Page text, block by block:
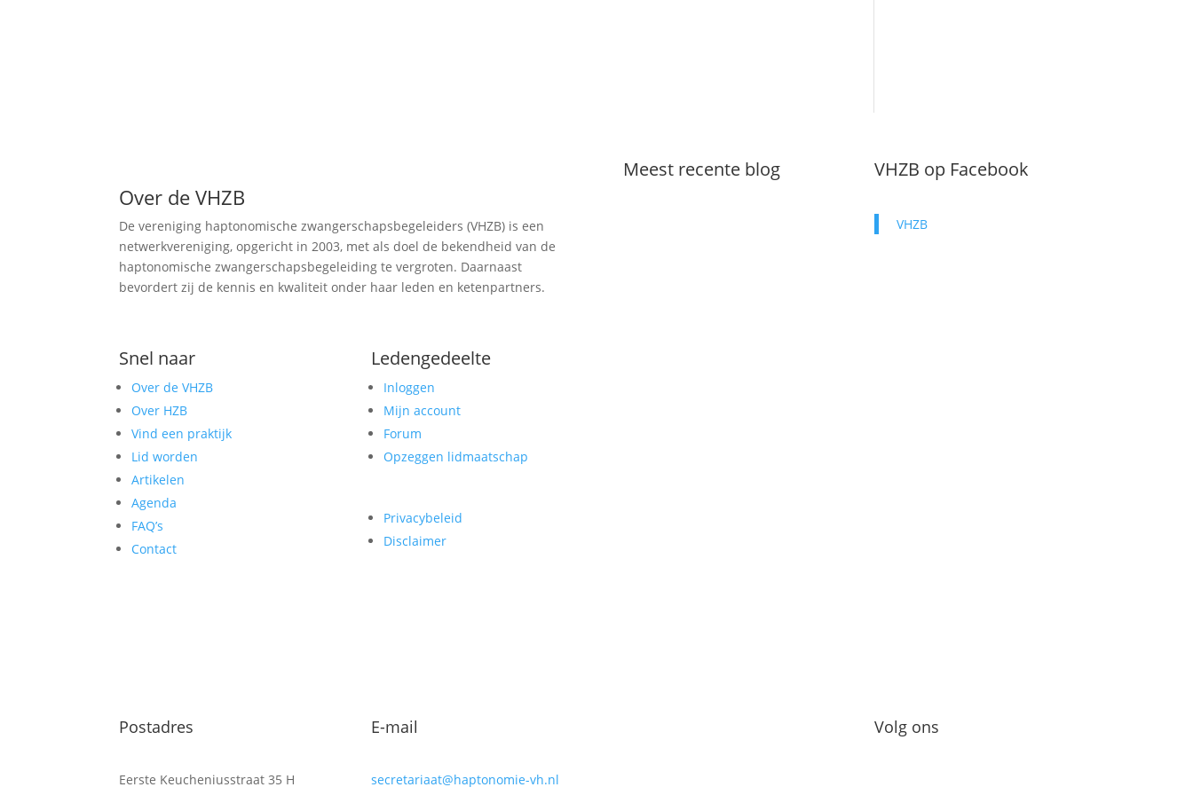
Over de VHZB
De vereniging haptonomische zwangerschapsbegeleiders (VHZB) is een
netwerkvereniging, opgericht in 2003, met als doel de bekendheid van de
haptonomische zwangerschapsbegeleiding te vergroten. Daarnaast
bevordert zij de kennis en kwaliteit onder haar leden en ketenpartners.
Snel naar
Over de VHZB
Over HZB
Vind een praktijk
Lid worden
Artikelen
Agenda
FAQ’s
Contact
Ledengedeelte
Inloggen
Mijn account
Forum
Opzeggen lidmaatschap
Privacybeleid
Disclaimer
Meest recente blog VHZB op Facebook
VHZB
Postadres
Eerste Keucheniusstraat 35 H
E-mail
secretariaat@haptonomie-vh.nl
Volg ons